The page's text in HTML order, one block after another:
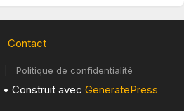
Contact
Politique de confidentialité
• Construit avec GeneratePress